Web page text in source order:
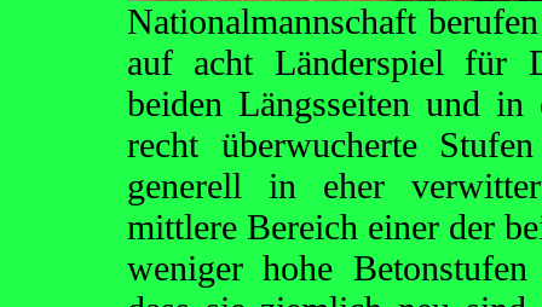
Nationalmannschaft
auf acht Länderspiel für
beiden Längsseiten und
recht überwucherte
generell in eher
mittlere Bereich einer der
weniger hohe